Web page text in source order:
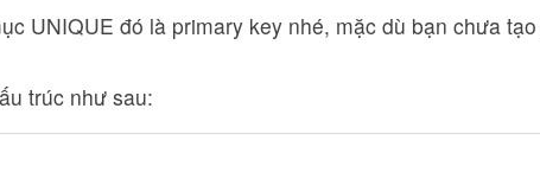
UNIQUE đó là primary key nhé, mặc dù bạn chưa
trúc như sau: